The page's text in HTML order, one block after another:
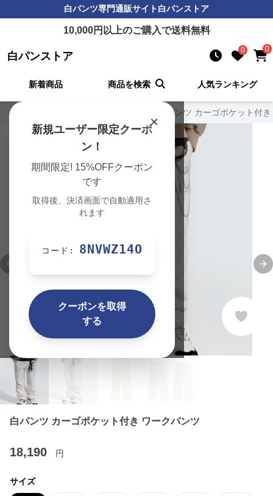
白パンツ専門通販サイト白パンストア
10,000円以上のご購入で送料無料
白パンストア 0 0
新着商品 商品を検索 人気ランキング
×
新規ユーザー限定クーポ
ン！
期間限定! 15%OFFクーポン
です
取得後、決済画面で自動適用さ
れます
コード: 8NVWZ14O
クーポンを取得
する
白パンストア TOP 白パンツ カーゴポケット付
Previous slide
白パンツ カーゴポケット付き ワークパンツ
18,190 円
サイズ